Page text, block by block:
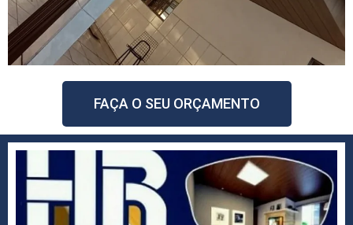
FAÇA O SEU ORÇAMENTO